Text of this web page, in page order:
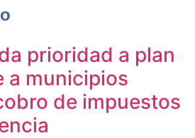
prioridad a plan
a municipios
de impuestos